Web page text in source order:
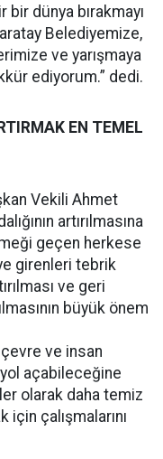
dünya bırakmayı
Belediyemize,
ve yarışmaya
ediyorum.” dedi.
EN TEMEL
Vekili Ahmet
artırılmasına
geçen herkese
girenleri tebrik
ve geri
büyük önem
ve insan
yol açabileceğine
olarak daha temiz
çalışmalarını